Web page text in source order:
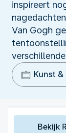
inspireert
Van Gogh
Kunst
Bekijk